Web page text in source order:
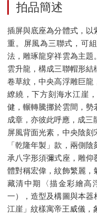
拍品簡述
插屏與底座為分體式，以
重。屏風為三聯式，可
法，雕琢龍穿祥雲為主題
雲升龍，構成三聯帽形
卷草紋，中央高浮雕巨龍
繚繞，下方刻海水江崖
健，輾轉騰挪於雲間，勢
成章，亦彼此呼應，成三
屏風背面光素，中央陰
「乾隆年製」款，兩側
承八字形須彌式座，雕
體對稱宏偉，紋飾繁麗，
藏清中期〈描金彩繪高
一），造型及構圖與本器
江崖」紋樣寓帝王威儀，